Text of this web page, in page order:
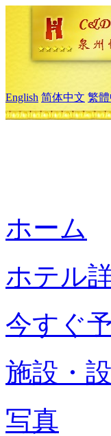
English 简体中文 繁
ホーム
ホテル
今すぐ
施設・
写真